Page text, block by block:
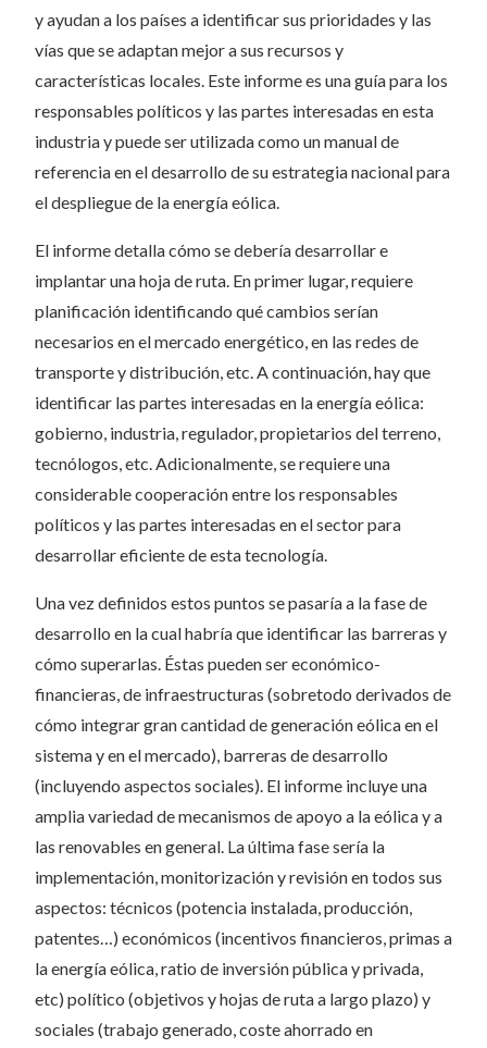
y ayudan a los países a identificar sus prioridades y las
vías que se adaptan mejor a sus recursos y
características locales. Este informe es una guía para los
responsables políticos y las partes interesadas en esta
industria y puede ser utilizada como un manual de
referencia en el desarrollo de su estrategia nacional para
el despliegue de la energía eólica.
El informe detalla cómo se debería desarrollar e
implantar una hoja de ruta. En primer lugar, requiere
planificación identificando qué cambios serían
necesarios en el mercado energético, en las redes de
transporte y distribución, etc. A continuación, hay que
identificar las partes interesadas en la energía eólica:
gobierno, industria, regulador, propietarios del terreno,
tecnólogos, etc. Adicionalmente, se requiere una
considerable cooperación entre los responsables
políticos y las partes interesadas en el sector para
desarrollar eficiente de esta tecnología.
Una vez definidos estos puntos se pasaría a la fase de
desarrollo en la cual habría que identificar las barreras y
cómo superarlas. Éstas pueden ser económico-
financieras, de infraestructuras (sobretodo derivados de
cómo integrar gran cantidad de generación eólica en el
sistema y en el mercado), barreras de desarrollo
(incluyendo aspectos sociales). El informe incluye una
amplia variedad de mecanismos de apoyo a la eólica y a
las renovables en general. La última fase sería la
implementación, monitorización y revisión en todos sus
aspectos: técnicos (potencia instalada, producción,
patentes…) económicos (incentivos financieros, primas a
la energía eólica, ratio de inversión pública y privada,
etc) político (objetivos y hojas de ruta a largo plazo) y
sociales (trabajo generado, coste ahorrado en